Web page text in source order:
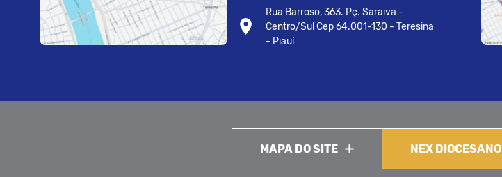
Rua Barroso, 363. Pç. Saraiva -
Centro/Sul Cep 64.001-130 - Teresina
- Piauí
MAPA DO SITE NEX DIOCESANO